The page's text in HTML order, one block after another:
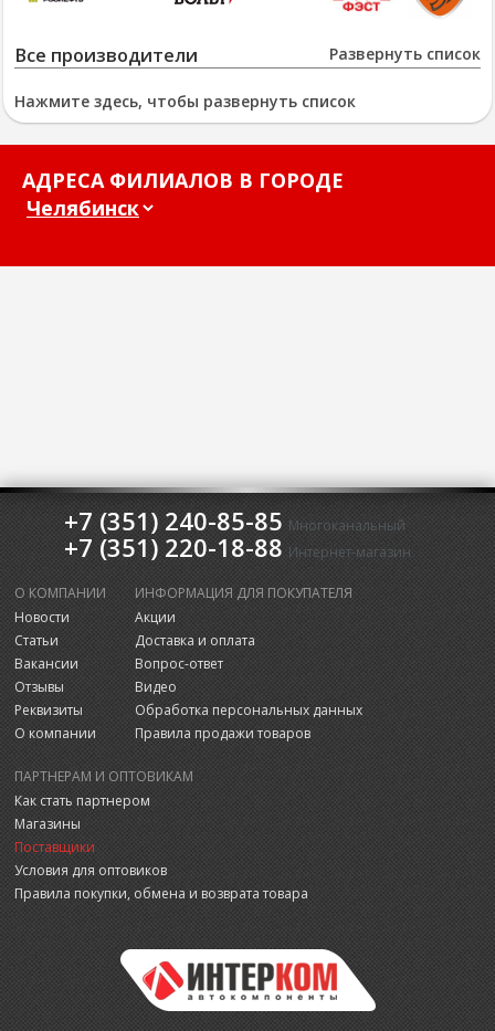
Развернуть список
Все производители
Нажмите здесь, чтобы развернуть список
АДРЕСА ФИЛИАЛОВ В ГОРОДЕ
+7 (351) 240-85-85 Многоканальный
+7 (351) 220-18-88 Интернет-магазин
О КОМПАНИИ
Новости
Статьи
Вакансии
Отзывы
Реквизиты
О компании
ИНФОРМАЦИЯ ДЛЯ ПОКУПАТЕЛЯ
Акции
Доставка и оплата
Вопрос-ответ
Видео
Обработка персональных данных
Правила продажи товаров
ПАРТНЕРАМ И ОПТОВИКАМ
Как стать партнером
Магазины
Поставщики
Условия для оптовиков
Правила покупки, обмена и возврата товара